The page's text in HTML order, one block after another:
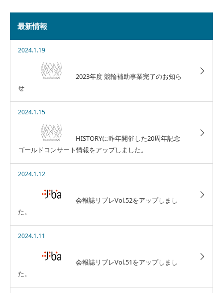
最新情報
2024.1.19
2023年度 競輪補助事業完了のお知ら
せ
2024.1.15
HISTORYに昨年開催した20周年記念
ゴールドコンサート情報をアップしました。
2024.1.12
会報誌リブレVol.52をアップしまし
た。
2024.1.11
会報誌リブレVol.51をアップしまし
た。